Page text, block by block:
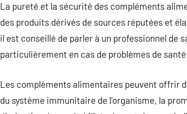
La pureté et la sécurité des compléments
des produits dérivés de sources réputées et
il est conseillé de parler à un professionnel de
particulièrement en cas de problèmes de
Les compléments alimentaires peuvent offrir
du système immunitaire de l’organisme, la